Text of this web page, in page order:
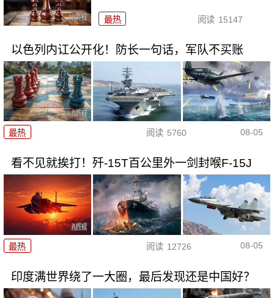
最热 阅读 15147
以色列内讧公开化！防长一句话，军队不买账
最热 阅读 5760 08-05
看不见就挨打！歼-15T百公里外一剑封喉F-15J
最热 阅读 12726 08-05
印度满世界绕了一大圈，最后发现还是中国好？